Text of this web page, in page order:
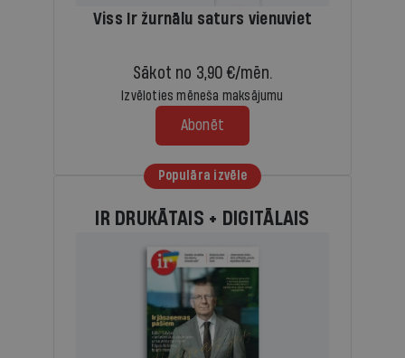
Viss Ir žurnālu saturs vienuviet
Sākot no 3,90 €/mēn.
Izvēloties mēneša maksājumu
Abonēt
Populāra izvēle
IR DRUKĀTAIS + DIGITĀLAIS